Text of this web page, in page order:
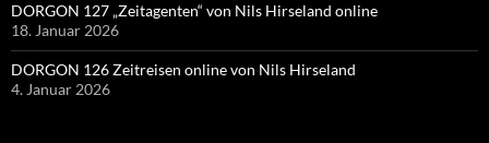
DORGON 127 „Zeitagenten“ von Nils Hirseland online
18. Januar 2026
DORGON 126 Zeitreisen online von Nils Hirseland
4. Januar 2026